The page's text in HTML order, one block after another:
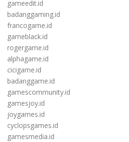
gameedit.id
badanggaming.id
francogame.id
gameblack.id
rogergame.id
alphagame.id
cicigame.id
badanggame.id
gamescommunity.id
gamesjoy.id
joygames.id
cyclopsgames.id
gamesmedia.id